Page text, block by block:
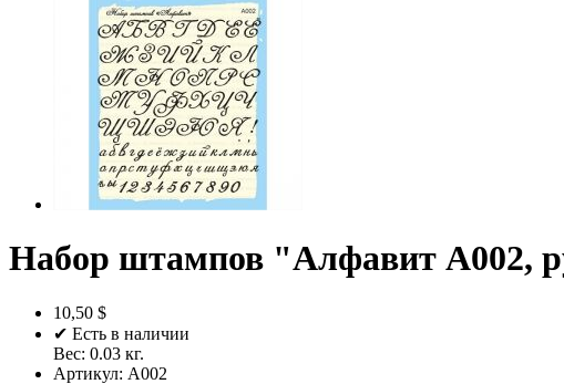
Набор штампов "Алфавит A002,
10,50 $
✔ Есть в наличии
Вес: 0.03 кг.
Артикул: A002